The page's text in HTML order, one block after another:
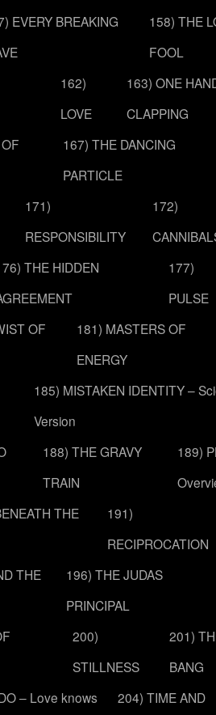
EVERY BREAKING
158) THE
FOOL
162)
LOVE
163) ONE
CLAPPING
167) THE DANCING
PARTICLE
171)
RESPONSIBILITY
172)
THE HIDDEN
177)
PULSE
OF
181) MASTERS OF
ENERGY
185) MISTAKEN IDENTITY –
Version
188) THE GRAVY
TRAIN
189)
THE
191)
RECIPROCATION
THE
196) THE JUDAS
PRINCIPAL
200)
STILLNESS
201)
BANG
– Love knows
204) TIME AND